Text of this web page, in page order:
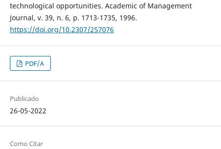
technological opportunities. Academic of Management
Journal, v. 39, n. 6, p. 1713-1735, 1996.
https://doi.org/10.2307/257076
PDF/A
Publicado
26-05-2022
Como Citar